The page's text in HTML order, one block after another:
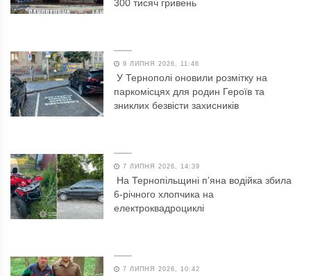
300 тисяч гривень
9 ЛИПНЯ 2026, 11:46
У Тернополі оновили розмітку на
паркомісцях для родин Героїв та
зниклих безвісти захисників
7 ЛИПНЯ 2026, 14:39
На Тернопільщині п’яна водійка збила
6-річного хлопчика на
електроквадроциклі
7 ЛИПНЯ 2026, 10:42